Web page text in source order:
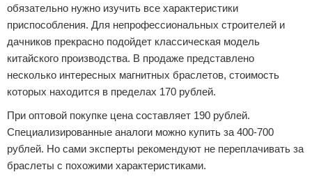
обязательно нужно изучить все характеристики
приспособления. Для непрофессиональных строителей и
дачников прекрасно подойдет классическая модель
китайского производства. В продаже представлено
несколько интересных магнитных браслетов, стоимость
которых находится в пределах 170 рублей.
При оптовой покупке цена составляет 190 рублей.
Специализированные аналоги можно купить за 400-700
рублей. Но сами эксперты рекомендуют не переплачивать за
браслеты с похожими характеристиками.